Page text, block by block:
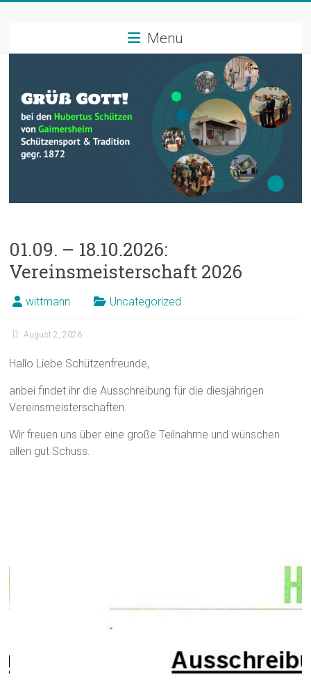
Schützenverein
Hubertus
Schützensport
und
Tradition
Menü
01.09. – 18.10.2026:
Vereinsmeisterschaft 2026
wittmann Uncategorized
August 2, 2026
Hallo Liebe Schützenfreunde,
anbei findet ihr die Ausschreibung für die diesjährigen
Vereinsmeisterschaften.
Wir freuen uns über eine große Teilnahme und wünschen
allen gut Schuss.